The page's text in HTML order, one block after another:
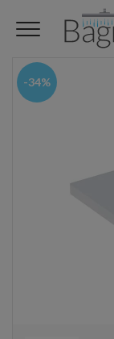
-34%